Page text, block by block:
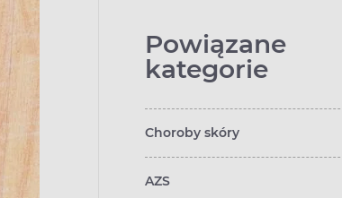
Powiązane
kategorie
Choroby skóry
AZS